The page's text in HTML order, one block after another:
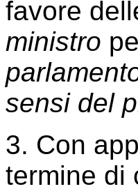
favore
ministro
sensi del
3. Con
termine di